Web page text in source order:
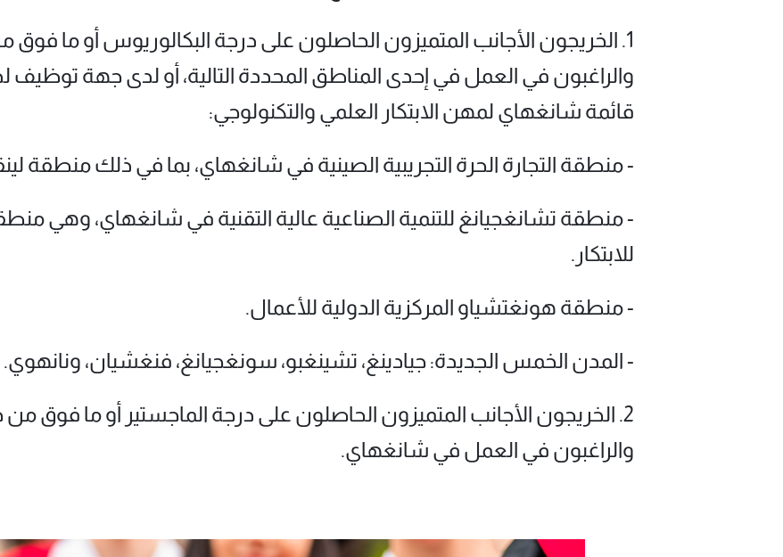
1. الخريجون الأجانب المتميزون الحاصلون على درجة البكالوريوس أو ما
والراغبون في العمل في إحدى المناطق المحددة التالية، أو لدى جهة
قائمة شانغهاي لمهن الابتكار العلمي والتكنولوجي:
- منطقة التجارة الحرة التجريبية الصينية في شانغهاي، بما في ذلك منطقة
- منطقة تشانغجيانغ للتنمية الصناعية عالية التقنية في شانغهاي، وهي
للابتكار.
- منطقة هونغتشياو المركزية الدولية للأعمال.
- المدن الخمس الجديدة: جيادينغ، تشينغبو، سونغجيانغ، فنغشيان، ونانهوي.
2. الخريجون الأجانب المتميزون الحاصلون على درجة الماجستير أو ما فوق
والراغبون في العمل في شانغهاي.